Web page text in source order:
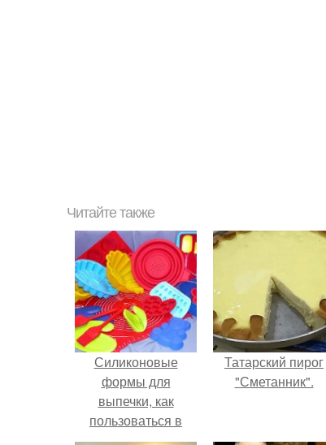
Читайте также
Силиконовые
формы для
выпечки, как
пользоваться в
духовке. 9 правил
Татарский пирог
"Сметанник".